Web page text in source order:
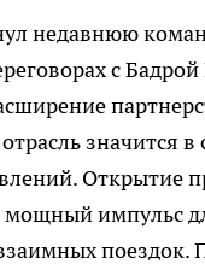
недавнюю
с
значится в
Открытие
мощный импульс
поездок.